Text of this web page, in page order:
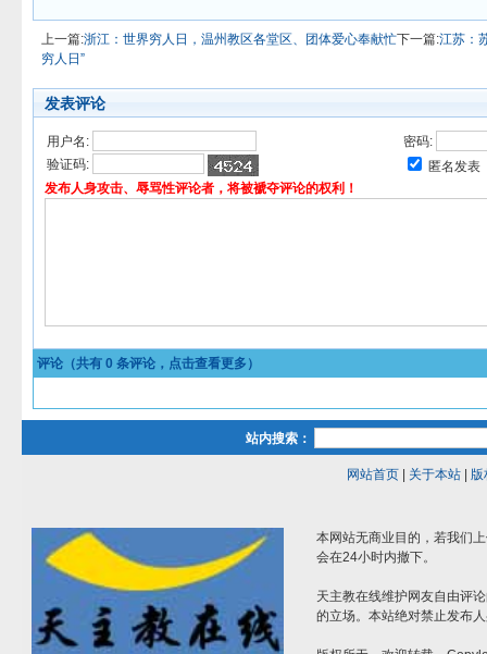
上一篇:浙江：世界穷人日，温州教区各堂区、团体爱心奉献忙下一篇:江苏：
穷人日”
发表评论
用户名:
密码:
验证码:
匿名发表
发布人身攻击、辱骂性评论者，将被褫夺评论的权利！
评论（共有 0 条评论，点击查看更多）
站内搜索：
网站首页| 关于本站| 版
本网站无商业目的，若我们
会在24小时内撤下。
天主教在线维护网友自由评
的立场。本站绝对禁止发布